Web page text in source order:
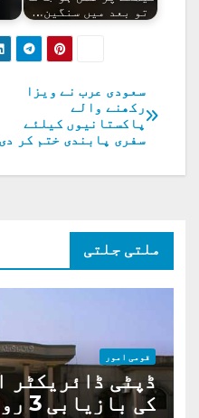
تو بعد میں سنگین…
پوسٹوں
کی
نیویگیشن
سعودی عرب نے ویزا
رکھنے والے
پاکستانیوں کیلئے
سفری پابندی ختم کر دی
ملتی جلتی
قومی امور
ڈپٹی ڈائریکٹر
کی بازیابی 3 روز کی مہلت